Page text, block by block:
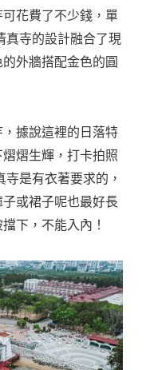
可花費了不少錢，單
真寺的設計融合了現
外牆搭配金色的圓
據說這裡的日落特
熠生輝，打卡拍照
是有衣著要求的，
或裙子呢也最好長
下，不能入內！